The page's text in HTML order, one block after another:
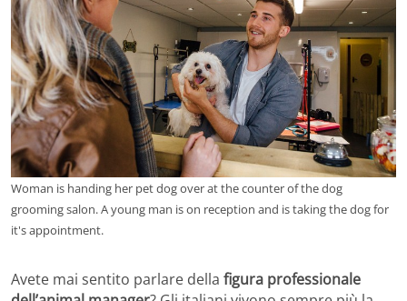
Woman is handing her pet dog over at the counter of the dog
grooming salon. A young man is on reception and is taking the dog for
it's appointment.
Avete mai sentito parlare della figura professionale